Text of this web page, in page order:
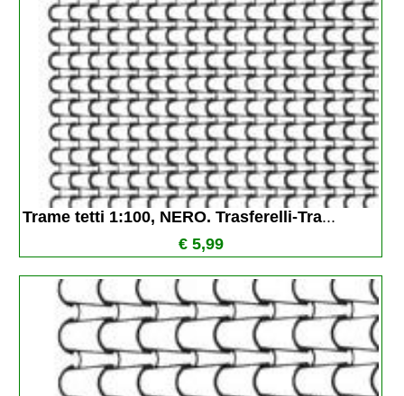
Trame tetti 1:100, NERO. Trasferelli-Tra...
€ 5,99